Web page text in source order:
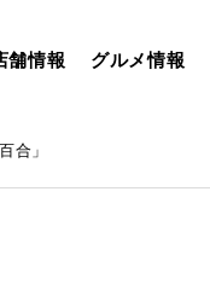
舗情報 グルメ情報
合」